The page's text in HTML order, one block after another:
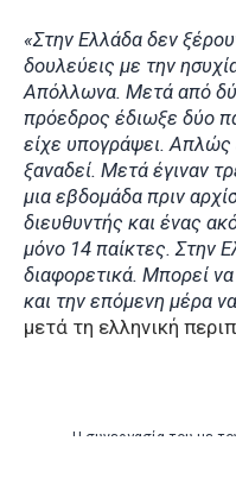
«Στην Ελλάδα δεν
δουλεύεις με την
Απόλλωνα. Μετά από
πρόεδρος έδιωξε δύο
είχε υπογράψει. Απλώς
ξαναδεί. Μετά έγιναν
μια εβδομάδα πριν
διευθυντής και ένας
μόνο 14 παίκτες. Στην
διαφορετικά. Μπορεί
και την επόμενη μέρα
μετά τη ελληνική
H συνεργασία του με